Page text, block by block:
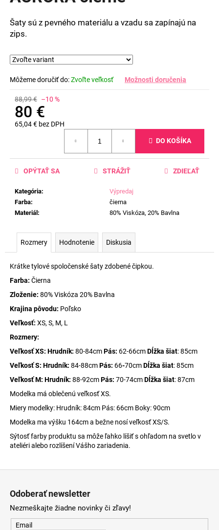
hviezdičiek.
Šaty sú z pevného materiálu a vzadu sa zapínajú na
zips.
Môžeme doručiť do:Zvoľte veľkosť Možnosti doručenia
88,99 € –10 %
80 €
65,04 € bez DPH
DO KOŠÍKA
Kategória:
Výpredaj
Farba:
čierna
Materiál: 80% Viskóza, 20% Bavlna
OPÝTAŤ SA STRÁŽIŤ ZDIEĽAŤ
Rozmery Hodnotenie Diskusia
Krátke tylové spoločenské šaty zdobené čipkou.
Farba: Čierna
Zloženie: 80% Viskóza 20% Bavlna
Krajina pôvodu: Poľsko
Veľkosť: XS, S, M, L
Rozmery:
Veľkosť XS: Hrudník: 80-84cmPás: 62-66cmDĺžka šiat: 85cm
Veľkosť S: Hrudník: 84-88cmPás: 66-70cmDĺžka šiat: 85cm
Veľkosť M: Hrudník: 88-92cmPás: 70-74cmDĺžka šiat: 87cm
Modelka má oblečenú veľkosť XS.
Miery modelky: Hrudník: 84cm Pás: 66cm Boky: 90cm
Modelka ma výšku 164cm a bežne nosí veľkosť XS/S.
Sýtosť farby produktu sa môže ľahko líšiť s ohľadom na svetlo v
ateliéri alebo rozlíšení Vášho zariadenia.
Odoberať newsletter
Nezmeškajte žiadne novinky či zľavy!
Email